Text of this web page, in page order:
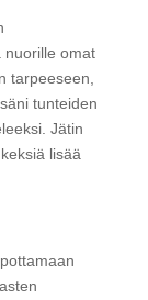
nuorille omat
tarpeeseen,
tunteiden
Jätin
lisää